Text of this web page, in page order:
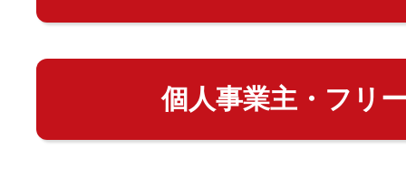
個人事業主・フリ